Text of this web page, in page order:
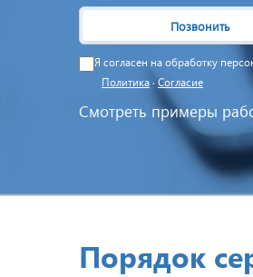
Позвонить
Я согласен на обработку
Политика ·Согласие
Смотреть примеры
Порядок